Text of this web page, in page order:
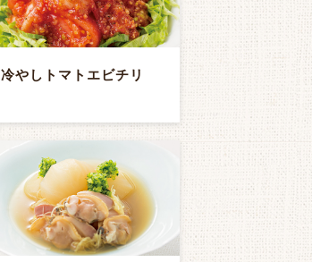
冷やしトマトエビチリ